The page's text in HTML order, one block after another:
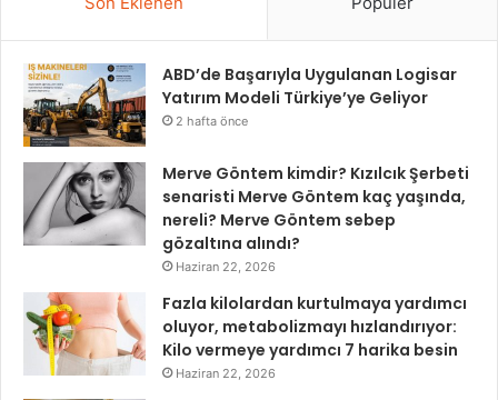
ABD’de Başarıyla Uygulanan Logisar
Yatırım Modeli Türkiye’ye Geliyor
2 hafta önce
Merve Göntem kimdir? Kızılcık Şerbeti
senaristi Merve Göntem kaç yaşında,
nereli? Merve Göntem sebep
gözaltına alındı?
Haziran 22, 2026
Fazla kilolardan kurtulmaya yardımcı
oluyor, metabolizmayı hızlandırıyor:
Kilo vermeye yardımcı 7 harika besin
Haziran 22, 2026